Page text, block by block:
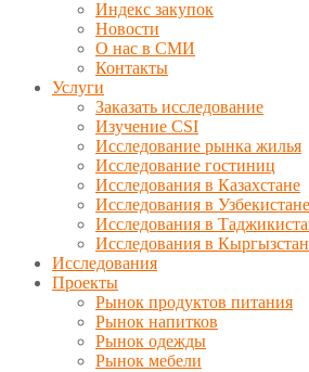
Индекс закупок
Новости
О нас в СМИ
Контакты
Услуги
Заказать исследование
Изучение CSI
Исследование рынка жилья
Исследование гостиниц
Исследования в Казахстане
Исследования в Узбекистане
Исследования в
Исследования в
Исследования
Проекты
Рынок продуктов питания
Рынок напитков
Рынок одежды
Рынок мебели